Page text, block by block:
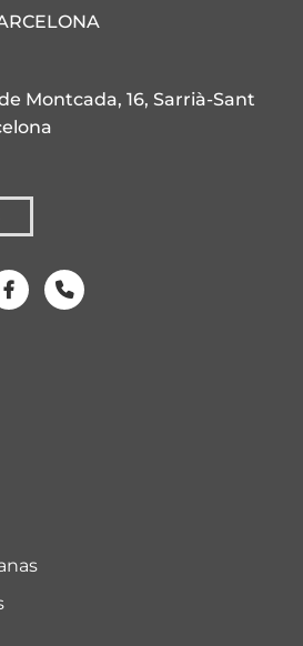
Montcada, 16, Sarrià-Sant